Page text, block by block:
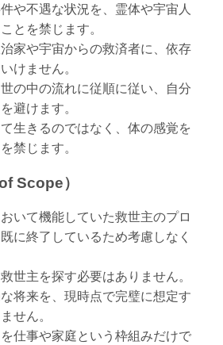
や不遇な状況を、霊体や宇宙人
とを禁じます。
家や宇宙からの救済者に、依存
けません。
の中の流れに従順に従い、自分
避けます。
生きるのではなく、体の感覚を
禁じます。
Scope）
いて機能していた救世主のプロ
に終了しているため考慮しなく
世主を探す必要はありません。
将来を、現時点で完璧に想定す
せん。
仕事や家庭という枠組みだけで